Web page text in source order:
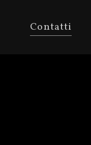
Contatti